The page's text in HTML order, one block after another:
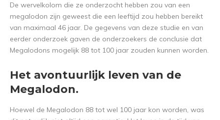
De wervelkolom die ze onderzocht hebben zou van een
megalodon zijn geweest die een leeftijd zou hebben bereikt
van maximaal 46 jaar. De gegevens van deze studie en van
eerder onderzoek gaven de onderzoekers de conclusie dat
Megalodons mogelijk 88 tot 100 jaar zouden kunnen worden.
Het avontuurlijk leven van de
Megalodon.
Hoewel de Megalodon 88 tot wel 100 jaar kon worden, was